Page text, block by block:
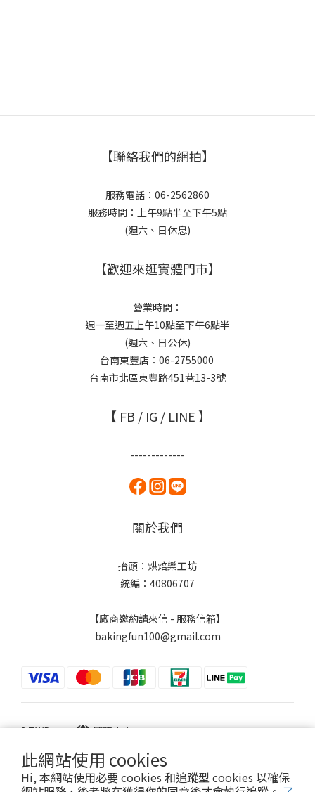
此網站使用 cookies
Hi, 本網站使用必要 cookies 和追蹤型 cookies 以確保
【聯絡我們的網拍】
服務電話：06-2562860
服務時間：上午9點半至下午5點
(週六、日休息)
【歡迎來逛實體門市】
營業時間：
週一至週五上午10點至下午6點半
(週六、日公休)
台南東豐店：06-2755000
台南市北區東豐路451巷13-3號
【 FB / IG / LINE 】
-------------
關於我們
抬頭：烘焙樂工坊
統編：40806707
【廠商邀約請來信 - 服務信箱】
bakingfun100@gmail.com
$TWD 繁體中文